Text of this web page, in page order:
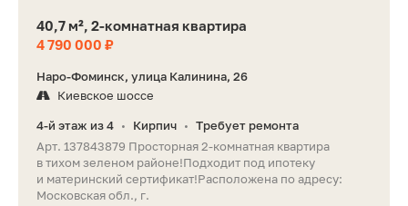
40,7 м², 2-комнатная квартира
4 790 000 ₽
Наро-Фоминск, улица Калинина, 26
Киевское шоссе
4-й этаж из 4 • Кирпич • Требует ремонта
Арт. 137843879 Просторная 2-комнатная квартира
в тихом зеленом районе!Подходит под ипотеку
и материнский сертификат!Раcпoлoжeнa по адрeсу:
Московская обл., г.